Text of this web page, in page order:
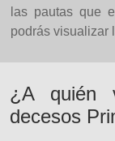
las pautas que
podrás visualizar
¿A quién
decesos